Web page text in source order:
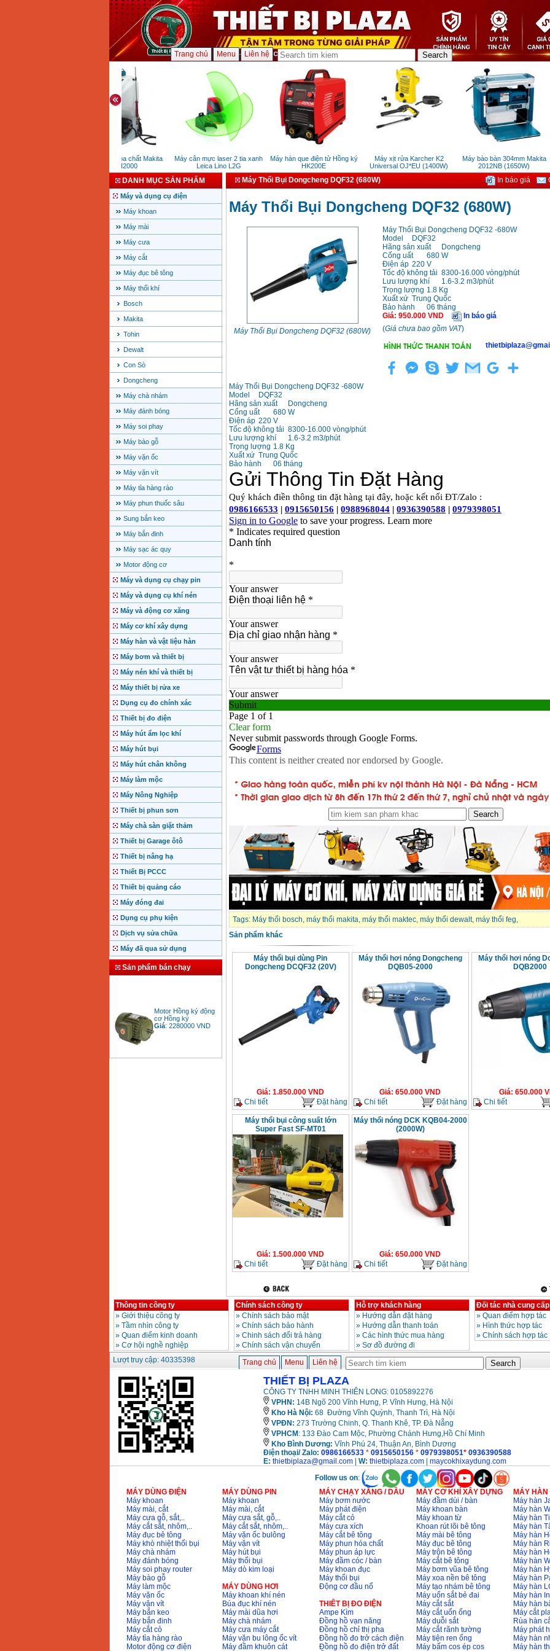
Trang chủ Menu Liên hệ
Máy phun hóa chất Makita
EVH2000
Máy cân mực laser 2 tia xanh
Leica Lino L2G
Máy hàn que điện tử Hồng ký
HK200E
Máy xịt rửa Karcher K2
Universal OJ*EU (1400W)
Máy bào bàn 304mm Makita
2012NB (1650W)
DANH MỤC SẢN PHẨM
Máy và dụng cụ điện
Máy khoan
Máy mài
Máy cưa
Máy cắt
Máy đục bê tông
Máy thổi khí
Bosch
Makita
Tohin
Dewalt
Con Sò
Dongcheng
Máy chà nhám
Máy đánh bóng
Máy soi phay
Máy bào gỗ
Máy vặn ốc
Máy vặn vít
Máy tỉa hàng rào
Máy phun thuốc sâu
Sung bắn keo
Máy bắn đinh
Máy sạc ác quy
Motor động cơ
Máy và dụng cụ chạy pin
Máy và dụng cụ khí nén
Máy và động cơ xăng
Máy cơ khí xây dựng
Máy hàn và vật liệu hàn
Máy bơm và thiết bị
Máy nén khí và thiết bị
Máy thiết bị rửa xe
Dụng cụ đo chính xác
Thiết bị đo điện
Máy hút ẩm lọc khí
Máy hút bụi
Máy hút chân không
Máy làm mộc
Máy Nông Nghiệp
Thiết bị phun sơn
Máy chà sàn giặt thảm
Thiết bị Garage ôtô
Thiết bị nâng hạ
Thiết Bị PCCC
Thiết bị quảng cáo
Máy đóng đai
Dụng cụ phụ kiện
Dịch vụ sửa chữa
Máy đã qua sử dụng
Sản phẩm bán chạy
cơ Hồng ký
Giá:2280000
Bộ máy khoan 100
chi tiết Bosch GSB
13RE (650W)
Giá:2200000VND
Máy khoan Bosch
GSB 16RE (750W)
Giá
1850000
Động cơ xăng Honda
GX160 (5.5HP)
Giá:7200000
Makita 9553B (710W)
Giá: 1296000
Máy Thổi Bụi Dongcheng DQF32 (680W) In báo giá
Máy Thổi Bụi Dongcheng DQF32 (680W)
Máy Thổi Bụi Dongcheng DQF32 (680W)
Máy Thổi Bụi Dongcheng DQF32 -680W
Model
DQF32
Hãng sản xuất
Dongcheng
Cống uất
680 W
Điện áp 220 V
Tốc độ không tải 8300-16.000 vòng/phút
Lưu lượng khí
1.6-3.2 m3/phút
Trọng lượng 1.8 Kg
Xuất xứ Trung Quốc
Bảo hành
06 tháng
Giá: 950.000VND
In báo giá
(Giá chưa bao gồm VAT)
Máy Thổi Bụi Dongcheng DQF32 -680W
Model
DQF32
Hãng sản xuất
Dongcheng
Cống uất
680 W
Điện áp 220 V
Tốc độ không tải 8300-16.000 vòng/phút
Lưu lượng khí
1.6-3.2 m3/phút
Trọng lượng 1.8 Kg
Xuất xứ Trung Quốc
Bảo hành
06 tháng
Tags: Máy thổi bosch, máy thổi makita, máy thổi maktec, máy thổi dewalt, máy thổi feg,
Sản phẩm khác
Máy thổi bụi dùng Pin
Dongcheng DCQF32 (20V)
Giá: 1.850.000 VND
Chi tiết
Đặt hàng
Máy thổi hơi nóng Dongcheng
DQB05-2000
Giá: 650.000 VND
Chi tiết
Đặt hàng
Máy thổi hơi nóng
DQB2000
Giá: 650.000
Chi tiết
Máy thổi bụi công suất lớn
Super Fast SF-MT01
Giá: 1.500.000 VND
Chi tiết
Đặt hàng
Máy thổi nóng DCK KQB04-2000
(2000W)
Giá: 650.000 VND
Chi tiết
Đặt hàng
Thông tin công ty
» Giới thiệu công ty
» Tầm nhìn công ty
» Quan điểm kinh doanh
» Cơ hội nghề nghiệp
Chính sách công ty
» Chính sách bảo mật
» Chính sách bảo hành
» Chinh sách đổi trả hàng
» Chính sách vận chuyển
Hỗ trợ khách hàng
» Hướng dẫn đặt hàng
» Hướng dẫn thanh toán
» Các hình thức mua hàng
» Sơ đồ đường đi
Đối tác nhà cung cấp
» Quan điểm hợp tác
» Hình thức hợp tác
» Chính sách hợp tác
Lượt truy cập: 40335398 Trang chủ Menu Liên hệ
THIẾT BỊ PLAZA
CÔNG TY TNHH MINH THIÊN LONG: 0105892276
VPHN: 14B Ngõ 200 Vĩnh Hưng, P. Vĩnh Hưng, Hà Nội
Kho Hà Nội: 68 Đường Vĩnh Quỳnh, Thanh Trì, Hà Nội
VPĐN: 273 Trường Chinh, Q. Thanh Khê, TP. Đà Nẵng
VPHCM : 133 Đào Cam Mộc, Phường Chánh Hưng,Hồ Chí Minh
Kho Bình Dương: Vĩnh Phú 24, Thuận An, Bình Dương
Điện thoại/ Zalo: 0986166533 * 0915650156* 0979398051* 0936390588
E: thietbiplaza@gmail.com| W: thietbiplaza.com| maycokhixaydung.com
Follow us on:
MÁY DÙNG ĐIỆN
Máy khoan
Máy mài, cắt
Máy cưa gỗ, sắt,..
Máy cắt sắt, nhôm,..
Máy đục bê tông
Máy khò nhiệt thổi bụi
Máy chà nhám
Máy đánh bóng
Máy soi phay router
Máy bào gỗ
Máy làm mộc
Máy vặn ốc
Máy vặn vít
Máy bắn keo
Máy bắn đinh
Máy cắt cỏ
Máy tỉa hàng rào
Motor động cơ điện
MÁY DÙNG PIN
Máy khoan
Máy mài, cắt
Máy cưa sắt, gỗ,..
Máy cắt sắt, nhôm,..
Máy vặn ốc bulông
Máy vặn vít
Máy hút bụi
Máy thổi bụi
Máy dò kim loại
MÁY DÙNG HƠI
Máy khoan khí nén
Búa đục khí nén
Máy mài dũa hơi
Máy chà nhám
Máy cưa máy cắt
Máy vặn bu lông ốc vít
Máy đầm khuôn cát
MÁY CHẠY XĂNG / DẦU
Máy bơm nước
Máy phát điện
Máy cắt cỏ
Máy cưa xích
Máy cắt bê tông
Máy phun hóa chất
Máy phun áp lực
Máy đầm cóc / bàn
Máy khoan đục
Máy thổi bụi
Động cơ đầu nổ
THIÊT BỊ ĐO ĐIỆN
Ampe Kìm
Đồng hồ vạn năng
Đồng hồ chỉ thị pha
Đồng hồ đo trở cách điện
Đồng hồ đo điện trở đất
MÁY CƠ KHÍ XÂY DỰNG
Máy đầm dùi / bàn
Máy khoan bàn
Máy khoan từ
Khoan rút lõi bê tông
Máy mài bê tông
Máy đục bê tông
Máy trộn bê tông
Máy cắt bê tông
Máy bơm vũa bê tông
Máy xoa nền bê tông
Máy tạo nhám bê tông
Máy uốn sắt bẻ đai
Máy cắt sắt
Máy cắt uốn ống
Máy duỗi sắt
Máy cắt rãnh tường
Máy tiện ren ống
Máy bấm cos ép cos
MÁY HÀN
Máy hàn
Máy hàn
Máy hàn
Máy hàn
Máy hàn
Máy hàn
Máy hàn
Máy hàn
Máy hàn
Máy hàn
Máy hàn
Máy hàn
Máy hàn
Máy cắt
Rùa hàn
Máy phát
Máy hàn
Máy hàn